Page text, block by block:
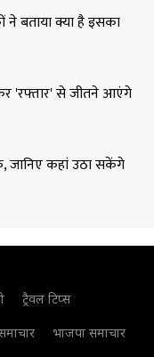
ने बताया क्या है इसका
'रफ्तार' से जीतने आएंगे
जानिए कहां उठा सकेंगे
ट्रैवल टिप्स
भाजपा समाचार